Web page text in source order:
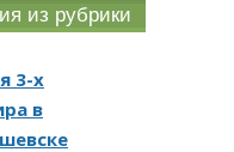
из рубрики
3-х
в